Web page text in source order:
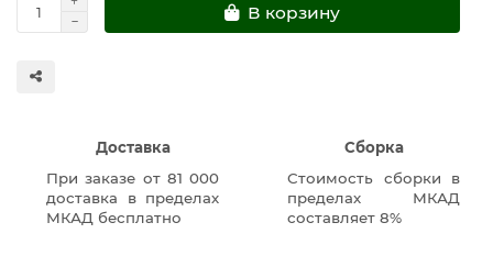
В корзину
Доставка
При заказе от 81 000
доставка в пределах
МКАД бесплатно
Сборка
Стоимость сборки в
пределах МКАД
составляет 8%